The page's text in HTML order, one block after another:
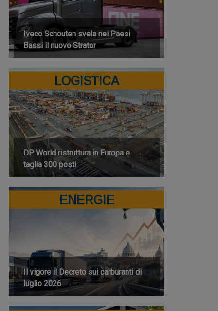
Iveco Schouten svela nei Paesi
Bassi il nuovo Strator
LOGISTICA
DP World ristruttura in Europa e
taglia 300 posti
ENERGIE
Il vigore il Decreto sui carburanti di
luglio 2026